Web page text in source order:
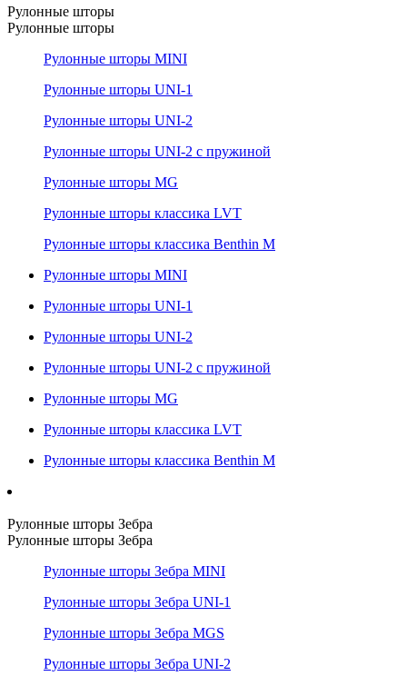
Рулонные шторы
Рулонные шторы
Рулонные шторы MINI
Рулонные шторы UNI-1
Рулонные шторы UNI-2
Рулонные шторы UNI-2 с пружиной
Рулонные шторы MG
Рулонные шторы классика LVT
Рулонные шторы классика Benthin M
Рулонные шторы MINI
Рулонные шторы UNI-1
Рулонные шторы UNI-2
Рулонные шторы UNI-2 с пружиной
Рулонные шторы MG
Рулонные шторы классика LVT
Рулонные шторы классика Benthin M
Рулонные шторы Зебра
Рулонные шторы Зебра
Рулонные шторы Зебра MINI
Рулонные шторы Зебра UNI-1
Рулонные шторы Зебра MGS
Рулонные шторы Зебра UNI-2